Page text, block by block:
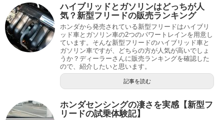
ハイブリッドとガソリンはどっちが人
気？新型フリードの販売ランキング
ホンダから発売されている新型フリードはハイブリ
ッド車とガソリン車の2つのパワートレインを用意し
ています。そんな新型フリードのハイブリッド車と
ガソリン車ですが、どちらの方が人気が高いでしょ
うか？ディーラーさんに販売ランキングを確認した
ので、紹介したいと思います。
記事を読む
ホンダセンシングの凄さを実感【新型フ
リードの試乗体験記】